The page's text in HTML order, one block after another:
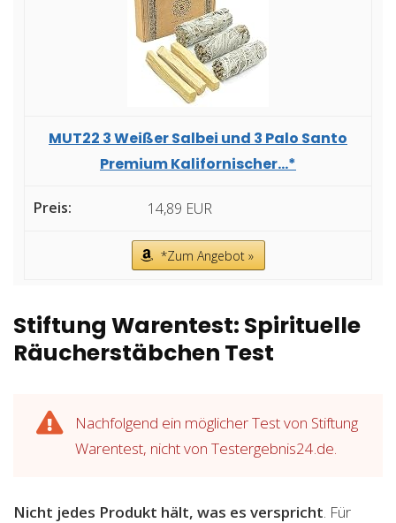
MUT22 3 Weißer Salbei und 3 Palo Santo
Premium Kalifornischer...*
14,89 EUR
*Zum Angebot »
Stiftung Warentest: Spirituelle
Räucherstäbchen Test
Nachfolgend ein möglicher Test von Stiftung
Warentest, nicht von Testergebnis24.de.
Nicht jedes Produkt hält, was es verspricht. Für